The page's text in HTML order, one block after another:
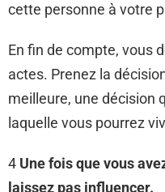
cette personne à votre
En fin de compte, vous
actes. Prenez la
meilleure, une décision
laquelle vous pourrez
4 Une fois que vous
laissez pas influencer.